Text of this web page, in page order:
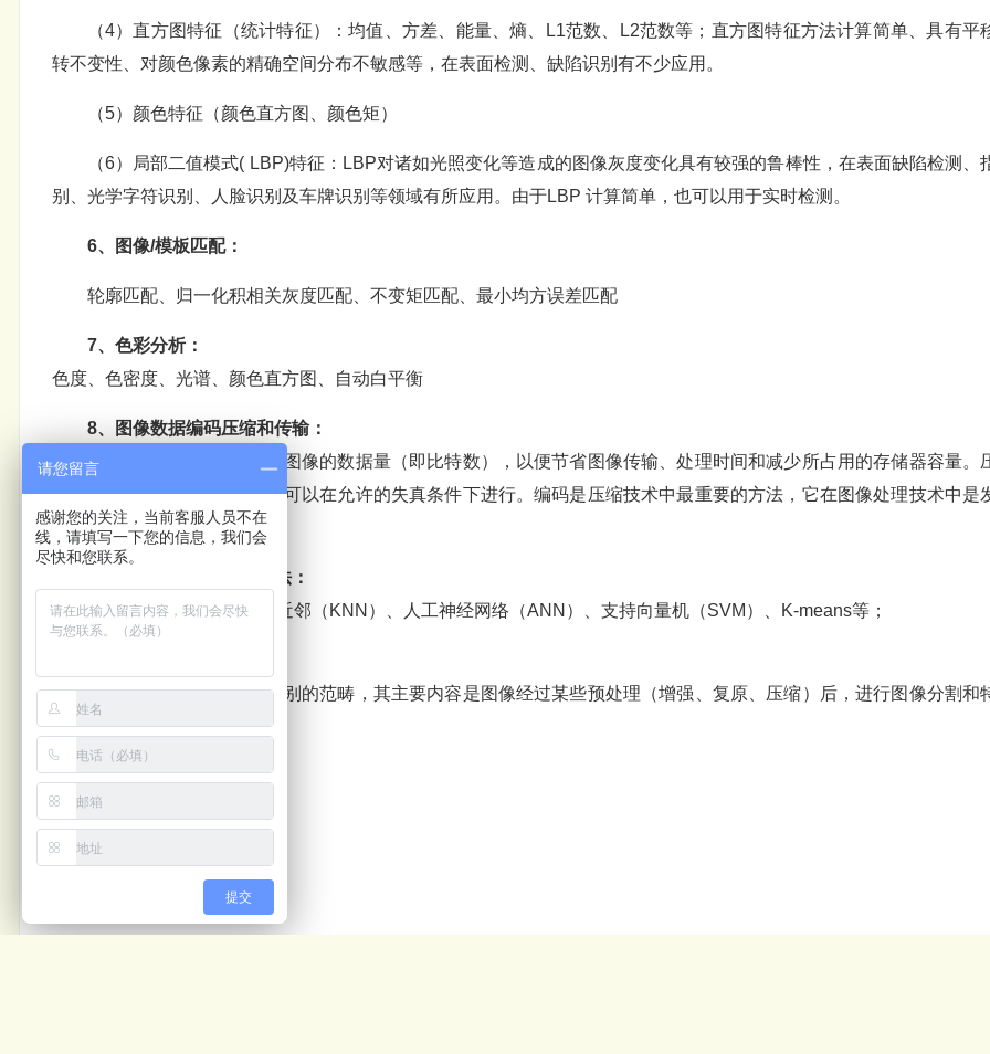
（4）直方图特征（统计特征）：均值、方差、能量、熵、L1范数、L2范数等；直方图特征方法计算简单、具有平
转不变性、对颜色像素的精确空间分布不敏感等，在表面检测、缺陷识别有不少应用。
（5）颜色特征（颜色直方图、颜色矩）
（6）局部二值模式( LBP)特征：LBP对诸如光照变化等造成的图像灰度变化具有较强的鲁棒性，在表面缺陷检测、
别、光学字符识别、人脸识别及车牌识别等领域有所应用。由于LBP 计算简单，也可以用于实时检测。
6、图像/模板匹配：
轮廓匹配、归一化积相关灰度匹配、不变矩匹配、最小均方误差匹配
7、色彩分析：
色度、色密度、光谱、颜色直方图、自动白平衡
8、图像数据编码压缩和传输：
图像编码压缩技术可减少描述图像的数据量（即比特数），以便节省图像传输、处理时间和减少所占用的存储器容量。
以在不失真的前提下获得，也可以在允许的失真条件下进行。编码是压缩技术中最重要的方法，它在图像处理技术中是
早且比较成熟的技术。
9、表面缺陷目标识别算法：
传统方法：贝叶斯分类、K最近邻（KNN）、人工神经网络（ANN）、支持向量机（SVM）、K-means等；
图像分类（识别）属于模式识别的范畴，其主要内容是图像经过某些预处理（增强、复原、压缩）后，进行图像分割和
取，从而进行判决分类。
请您留言
感谢您的关注，当前客服人员不在
线，请填写一下您的信息，我们会
尽快和您联系。
提交